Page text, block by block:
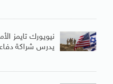
نيويورك تايمز
يدرس شراكة